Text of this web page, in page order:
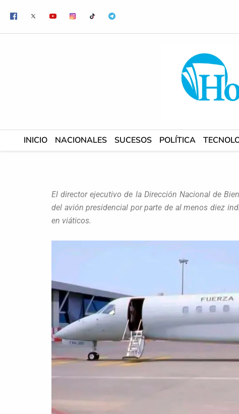
contenido
INICIO NACIONALES SUCESOS POLÍTICA
El director ejecutivo de la Dirección Nacional de
del avión presidencial por parte de al menos diez
en viáticos.